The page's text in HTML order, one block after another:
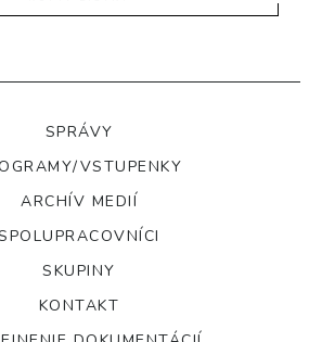
SPRÁVY
VSTUPENKY
ARCHÍV MEDIÍ
SKUPINY
KONTAKT